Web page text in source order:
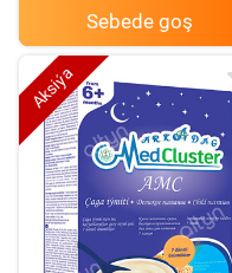
Sebede goş
Aksiýa